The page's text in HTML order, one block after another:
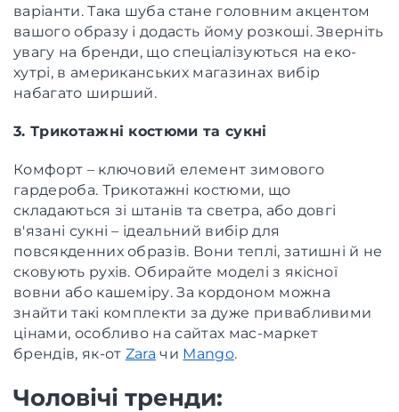
варіанти. Така шуба стане головним акцентом
вашого образу і додасть йому розкоші. Зверніть
увагу на бренди, що спеціалізуються на еко-
хутрі, в американських магазинах вибір
набагато ширший.
3. Трикотажні костюми та сукні
Комфорт – ключовий елемент зимового
гардероба. Трикотажні костюми, що
складаються зі штанів та светра, або довгі
в'язані сукні – ідеальний вибір для
повсякденних образів. Вони теплі, затишні й не
сковують рухів. Обирайте моделі з якісної
вовни або кашеміру. За кордоном можна
знайти такі комплекти за дуже привабливими
цінами, особливо на сайтах мас-маркет
брендів, як-от Zara чи Mango.
Чоловічі тренди: